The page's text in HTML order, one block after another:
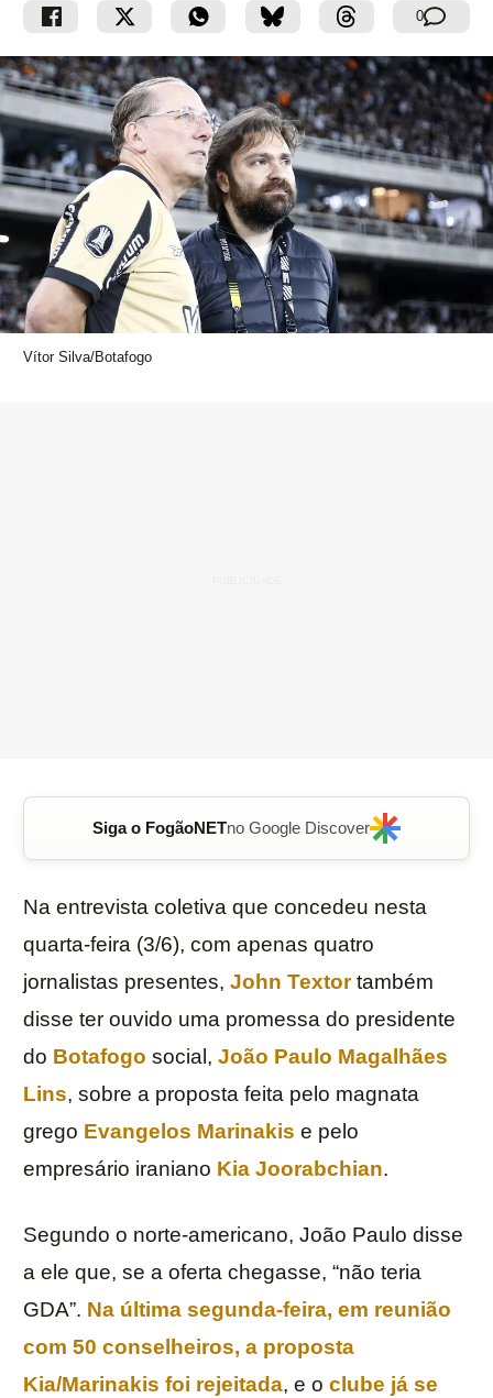
0
Vítor Silva/Botafogo
Siga o FogãoNETno Google Discover
Na entrevista coletiva que concedeu nesta
quarta-feira (3/6), com apenas quatro
jornalistas presentes, John Textortambém
disse ter ouvido uma promessa do presidente
do Botafogo social, João Paulo Magalhães
Lins, sobre a proposta feita pelo magnata
grego Evangelos Marinakis e pelo
empresário iraniano Kia Joorabchian.
Segundo o norte-americano, João Paulo disse
a ele que, se a oferta chegasse, “não teria
GDA”. Na última segunda-feira, em reunião
com 50 conselheiros, a proposta
Kia/Marinakis foi rejeitada, e o clube já se